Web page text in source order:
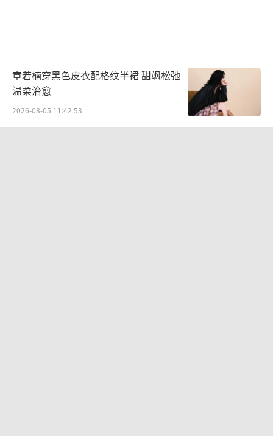
章若楠穿黑色皮衣配格纹半裙 甜飒松弛
温柔治愈
2026-08-05 11:42:53